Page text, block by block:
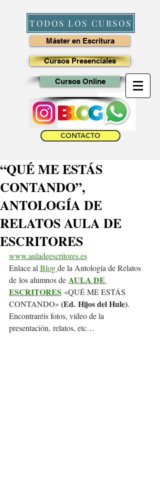
TODOS LOS CURSOS
Máster en Escritura
Cursos Presenciales
Cursos Online
CONTACTO
“QUÉ ME ESTÁS
CONTANDO”,
ANTOLOGÍA DE
RELATOS AULA DE
ESCRITORES
www.auladeescritores.es
Enlace al Blog de la Antología de Relatos
de los alumnos de AULA DE
ESCRITORES «QUÉ ME ESTÁS
CONTANDO» (Ed. Hijos del Hule).
Encontraréis fotos, vídeo de la
presentación, relatos, etc…